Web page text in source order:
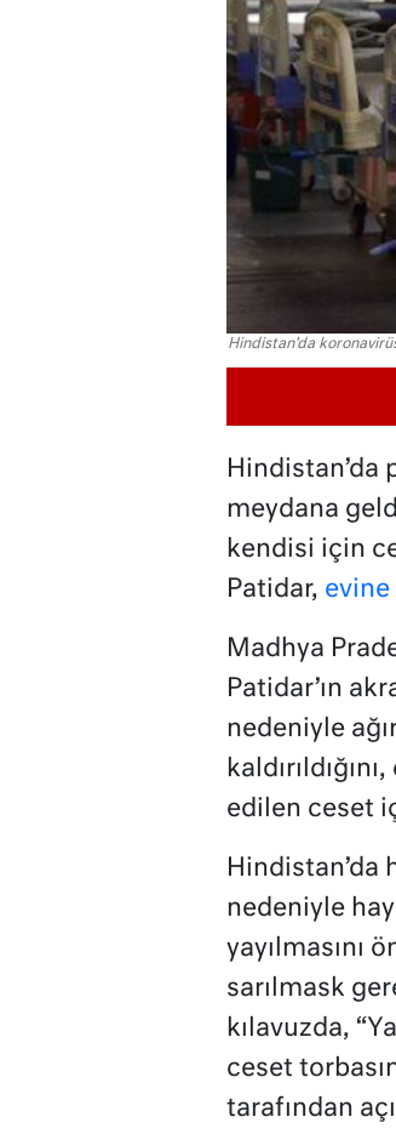
Hindistan'da
meydana
kendisi için
Patidar, evine
Madhya
Patidar’ın
nedeniyle
edilen ceset
Hindistan’da
nedeniyle
yayılmasını
sarılmask
kılavuzda,
ceset
tarafından